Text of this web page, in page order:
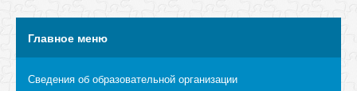
Главное меню
Сведения об образовательной организации